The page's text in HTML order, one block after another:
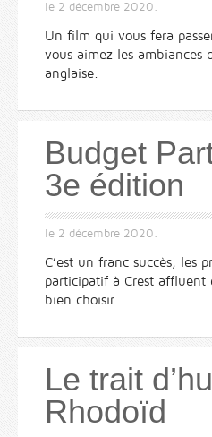
le 2 décembre 2020.
Un film qui vous fera
vous aimez les ambiances
anglaise.
Budget
3e édition
le 2 décembre 2020.
C’est un franc succès, les
participatif à Crest affluent
bien choisir.
Le trait
Rhodoïd